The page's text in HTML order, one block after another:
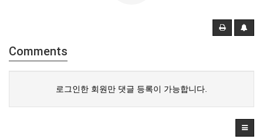
Comments
로그인한 회원만 댓글 등록이 가능합니다.